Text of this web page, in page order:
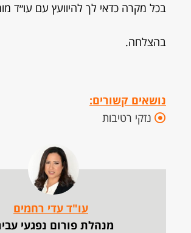
בכל מקרה כדאי לך להיוועץ עם עו״ד
בהצלחה.
נושאים קשורים:
נזקי רטיבות
עו"ד עדי רחמים
מנהלת פורום נפגעי